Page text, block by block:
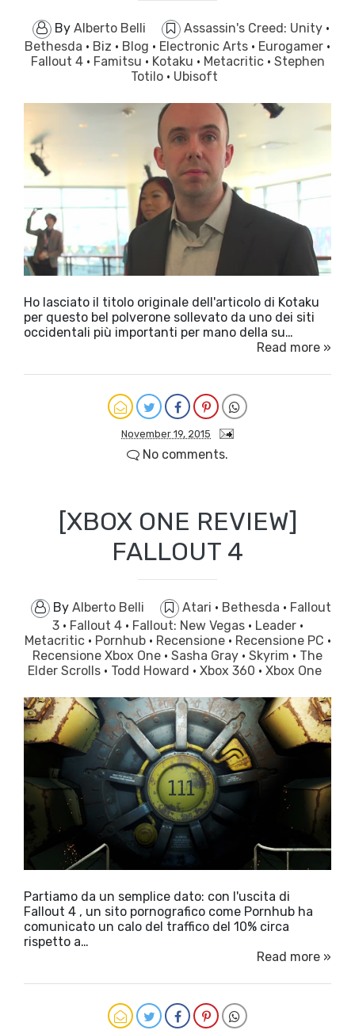
By Alberto Belli Assassin's Creed: Unity ·
Bethesda · Biz · Blog · Electronic Arts · Eurogamer ·
Fallout 4 · Famitsu · Kotaku · Metacritic · Stephen
Totilo · Ubisoft
Ho lasciato il titolo originale dell'articolo di Kotaku
per questo bel polverone sollevato da uno dei siti
occidentali più importanti per mano della su…
Read more »
November 19, 2015
No comments.
[XBOX ONE REVIEW]
FALLOUT 4
By Alberto Belli Atari · Bethesda · Fallout
3 · Fallout 4 · Fallout: New Vegas · Leader ·
Metacritic · Pornhub · Recensione · Recensione PC ·
Recensione Xbox One · Sasha Gray · Skyrim · The
Elder Scrolls · Todd Howard · Xbox 360 · Xbox One
Partiamo da un semplice dato: con l'uscita di
Fallout 4 , un sito pornografico come Pornhub ha
comunicato un calo del traffico del 10% circa
rispetto a…
Read more »